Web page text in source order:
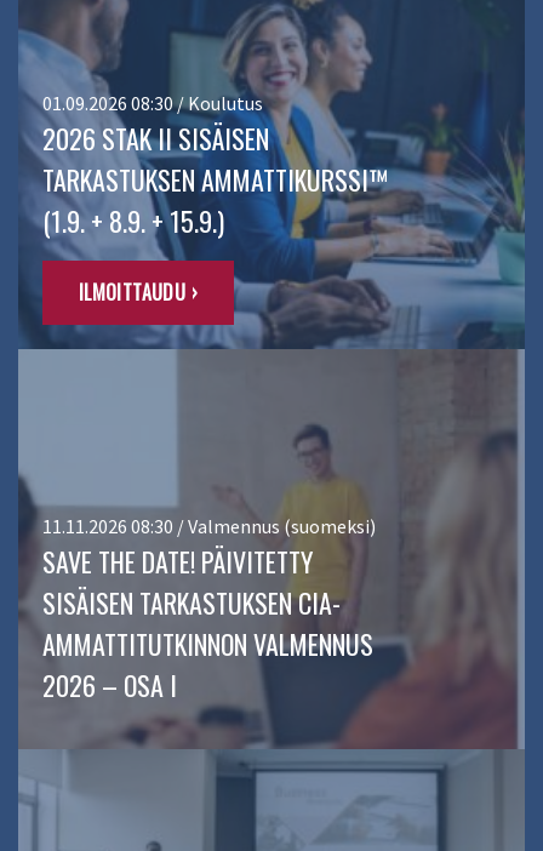
01.09.2026 08:30 / Koulutus
2026 STAK II SISÄISEN
TARKASTUKSEN AMMATTIKURSSI™
(1.9. + 8.9. + 15.9.)
ILMOITTAUDU ›
11.11.2026 08:30 / Valmennus (suomeksi)
SAVE THE DATE! PÄIVITETTY
SISÄISEN TARKASTUKSEN CIA-
AMMATTITUTKINNON VALMENNUS
2026 – OSA I